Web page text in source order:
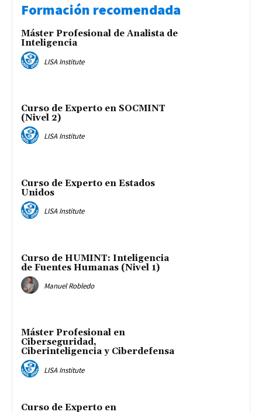
Formación recomendada
Máster Profesional de Analista de
Inteligencia
LISA Institute
Curso de Experto en SOCMINT
(Nivel 2)
LISA Institute
Curso de Experto en Estados
Unidos
LISA Institute
Curso de HUMINT: Inteligencia
de Fuentes Humanas (Nivel 1)
Manuel Robledo
Máster Profesional en
Ciberseguridad,
Ciberinteligencia y Ciberdefensa
LISA Institute
Curso de Experto en